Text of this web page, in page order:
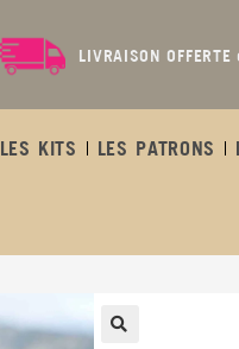
LIVRAISON
LES KITS LES PATRONS